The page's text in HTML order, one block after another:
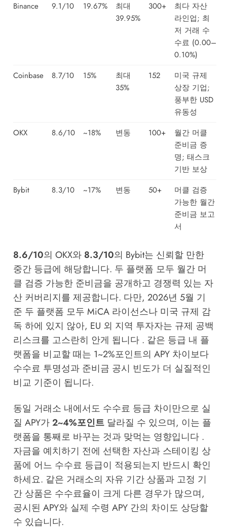
Binance
9.1/10 19.67%
최대
39.95%
300+
최다 자산
라인업; 최
저 거래 수
수료 (0.00–
0.10%)
Coinbase
8.7/10 15%
최대
35%
152
미국 규제
상장 기업;
풍부한 USD
유동성
OKX
8.6/10 ~18% 변동 100+
월간 머클
준비금 증
명; 태스크
기반 보상
Bybit
8.3/10 ~17% 변동 50+
머클 검증
가능한 월간
준비금 보고
서
8.6/10의 OKX와 8.3/10의 Bybit는 신뢰할 만한
중간 등급에 해당합니다. 두 플랫폼 모두 월간 머
클 검증 가능한 준비금을 공개하고 경쟁력 있는 자
산 커버리지를 제공합니다. 다만, 2026년 5월 기
준 두 플랫폼 모두 MiCA 라이선스나 미국 규제 감
독 하에 있지 않아, EU 외 지역 투자자는 규제 공백
리스크를 고스란히 안게 됩니다 . 같은 등급 내 플
랫폼을 비교할 때는 1~2%포인트의 APY 차이보다
수수료 투명성과 준비금 공시 빈도가 더 실질적인
비교 기준이 됩니다.
동일 거래소 내에서도 수수료 등급 차이만으로 실
질 APY가2~4%포인트달라질 수 있으며, 이는 플
랫폼을 통째로 바꾸는 것과 맞먹는 영향입니다 .
자금을 예치하기 전에 선택한 자산과 스테이킹 상
품에 어느 수수료 등급이 적용되는지 반드시 확인
하세요. 같은 거래소의 자유 기간 상품과 고정 기
간 상품은 수수료율이 크게 다른 경우가 많으며,
공시된 APY와 실제 수령 APY 간의 차이도 상당할
수 있습니다.